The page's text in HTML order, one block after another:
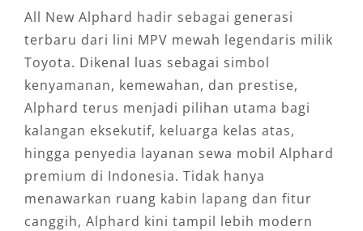
All New Alphard hadir sebagai generasi
terbaru dari lini MPV mewah legendaris milik
Toyota. Dikenal luas sebagai simbol
kenyamanan, kemewahan, dan prestise,
Alphard terus menjadi pilihan utama bagi
kalangan eksekutif, keluarga kelas atas,
hingga penyedia layanan sewa mobil Alphard
premium di Indonesia. Tidak hanya
menawarkan ruang kabin lapang dan fitur
canggih, Alphard kini tampil lebih modern